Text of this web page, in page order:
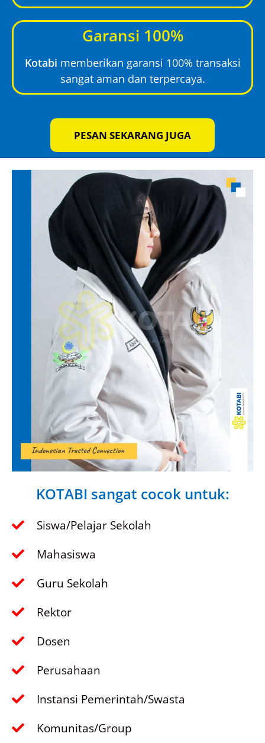
Garansi 100%
Kotabi memberikan garansi 100% transaksi
sangat aman dan terpercaya.
PESAN SEKARANG JUGA
KOTABI sangat cocok untuk:
Siswa/Pelajar Sekolah
Mahasiswa
Guru Sekolah
Rektor
Dosen
Perusahaan
Instansi Pemerintah/Swasta
Komunitas/Group